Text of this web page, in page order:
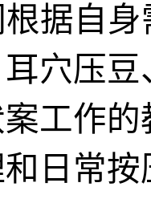
据自
穴压
工作
日常